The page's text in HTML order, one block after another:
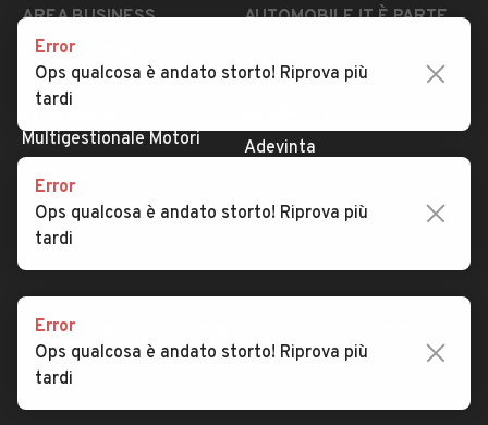
AREA BUSINESS
Registrazione
concessionario
Multigestionale Motori
AUTOMOBILE.IT È PARTE
subito.it
Adevinta
SEGUICI
Copyright © 2023 Marktplaats B.V. Tutti i diritti riservati.
Marktplaats B.V. - P.IVA 803.603.307.B.01
Error
Ops qualcosa è andato storto! Riprova più
tardi
Error
Ops qualcosa è andato storto! Riprova più
tardi
Error
Ops qualcosa è andato storto! Riprova più
tardi